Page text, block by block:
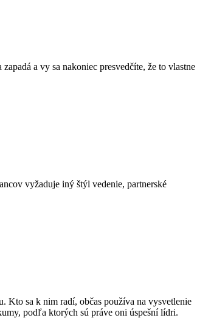
a vy sa nakoniec presvedčíte, že to vlastne
vyžaduje iný štýl vedenie, partnerské
Kto sa k nim radí, občas používa na vysvetlenie
podľa ktorých sú práve oni úspešní lídri.